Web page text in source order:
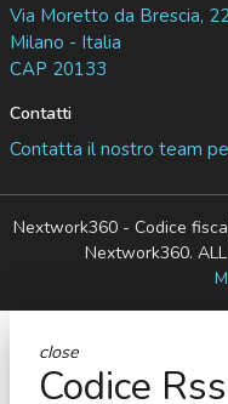
Via Moretto da Brescia,
Milano - Italia
CAP 20133
Contatti
Contatta il nostro team
Nextwork360 - Codice
Nextwork360. ALL
close
Codice Rss